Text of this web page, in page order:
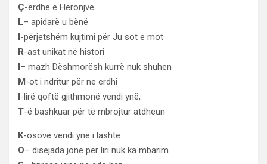
Ç-erdhe e Heronjve
L– apidarë u bënë
I-përjetshëm kujtimi për Ju sot e mot
R-ast unikat në histori
I– mazh Dëshmorësh kurrë nuk shuhen
M-ot i ndritur për ne erdhi
I-lirë qoftë gjithmonë vendi ynë,
T-ë bashkuar për të mbrojtur atdheun
K-osovë vendi ynë i lashtë
O– disejada jonë për liri nuk ka mbarim